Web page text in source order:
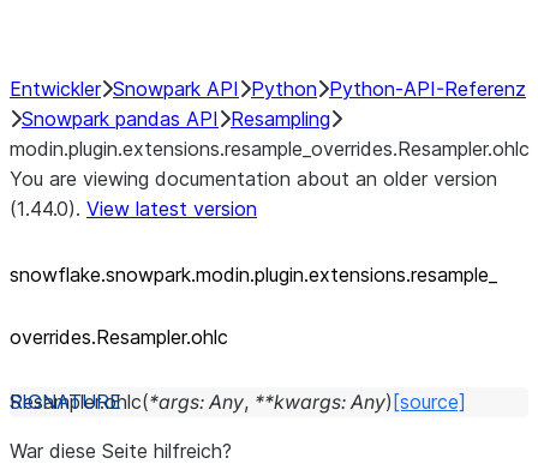
Entwickler Snowpark API Python Python-API-Referenz
Snowpark pandas API
Resampling
modin.plugin.extensions.resample_overrides.Resampler.ohlc
You are viewing documentation about an older version
(1.44.0). View latest version
snowflake.snowpark.modin.plugin.extensions.resample_
overrides.Resampler.ohlc
Resampler.ohlc(*args: Any, **kwargs: Any) [source]
War diese Seite hilfreich?